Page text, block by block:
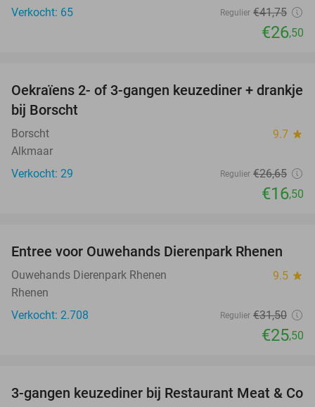
Verkocht: 65
Regulier €41,75
€26,50
38%
Oekraïens 2- of 3-gangen keuzediner + drankje
bij Borscht
Borscht 9.7 star
Alkmaar
Verkocht: 29
Regulier €26,65
€16,50
19%
Entree voor Ouwehands Dierenpark Rhenen
Ouwehands Dierenpark Rhenen 9.5 star
Rhenen
Verkocht: 2.708
Regulier €31,50
€25,50
20%
3-gangen keuzediner bij Restaurant Meat & Co